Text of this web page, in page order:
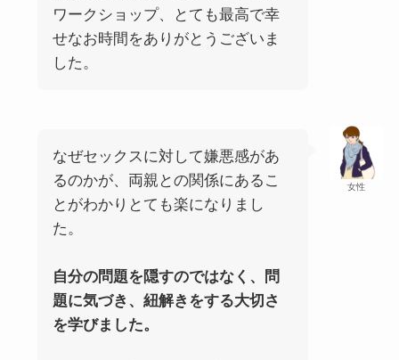
ワークショップ、とても最高で幸
せなお時間をありがとうございま
した。
女性
なぜセックスに対して嫌悪感があ
るのかが、両親との関係にあるこ
とがわかりとても楽になりまし
た。
自分の問題を隠すのではなく、問
題に気づき、紐解きをする大切さ
を学びました。